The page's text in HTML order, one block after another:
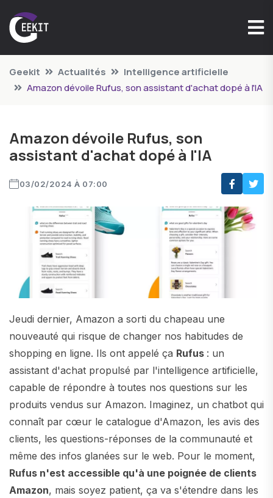
Geekit Actualités
Intelligence artificielle
Amazon dévoile Rufus, son assistant d'achat dopé à l'IA
Amazon dévoile Rufus, son
assistant d'achat dopé à l'IA
03/02/2024 À 07:00
Jeudi dernier, Amazon a sorti du chapeau une
nouveauté qui risque de changer nos habitudes de
shopping en ligne. Ils ont appelé ça Rufus : un
assistant d'achat propulsé par l'intelligence artificielle,
capable de répondre à toutes nos questions sur les
produits vendus sur Amazon. Imaginez, un chatbot qui
connaît par cœur le catalogue d'Amazon, les avis des
clients, les questions-réponses de la communauté et
même des infos glanées sur le web. Pour le moment,
Rufus n'est accessible qu'à une poignée de clients
Amazon, mais soyez patient, ça va s'étendre dans les